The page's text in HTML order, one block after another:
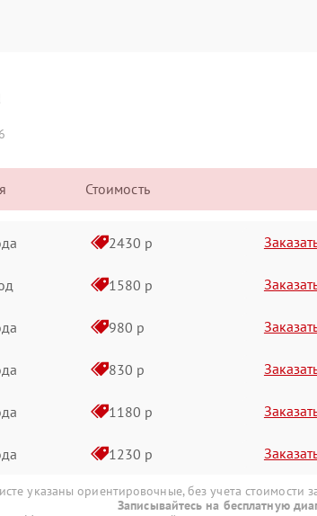
Стоимость
2430 р
1580 р
980 р
830 р
1180 р
1230 р
указаны ориентировочные, без учета стоимости
Записывайтесь на бесплатную